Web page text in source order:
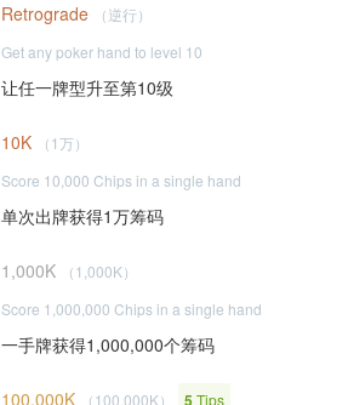
Retrograde
（逆行）
Get any poker hand to level 10
让任一牌型升至第10级
10K
（1万）
Score 10,000 Chips in a single hand
单次出牌获得1万筹码
1,000K
（1,000K）
Score 1,000,000 Chips in a single hand
一手牌获得1,000,000个筹码
100,000K （100,000K） 5Tips